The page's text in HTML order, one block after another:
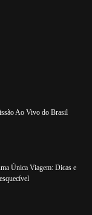
Ao Vivo do Brasil
Única Viagem: Dicas e